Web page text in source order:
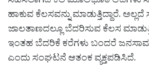
ಹಾಕುವ ಕೆಲಸವನ್ನು ಮಾಡುತ್ತಿದ್ದಾರೆ.
ಜಾಲತಾಣದಲ್ಲೂ ಬೆದರಿಸುವ ಕೆಲಸ
ಇಂತಹ ಬೆದರಿಕೆ ಕರೆಗಳು ಬಂದರೆ
ಎಂದು ಸಂಘಟನೆ ಆತಂಕ ವ್ಯಕ್ತಪಡಿಸಿದೆ.